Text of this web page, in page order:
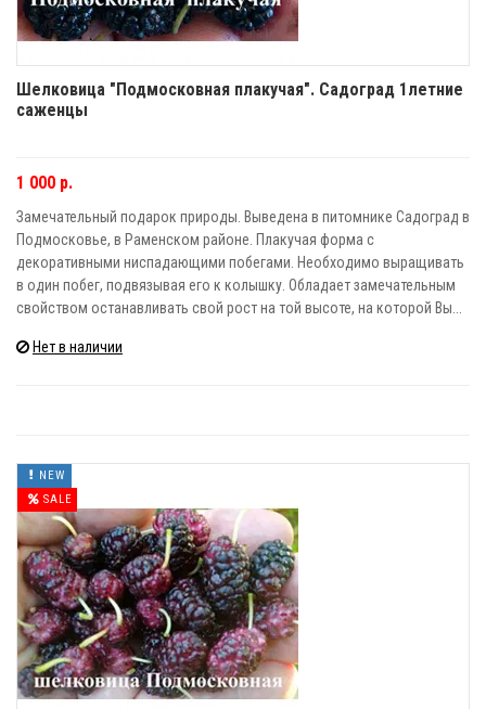
Шелковица "Подмосковная плакучая". Садоград 1летние
саженцы
1 000 р.
Замечательный подарок природы. Выведена в питомнике Садоград в
Подмосковье, в Раменском районе. Плакучая форма с
декоративными ниспадающими побегами. Необходимо выращивать
в один побег, подвязывая его к колышку. Обладает замечательным
свойством останавливать свой рост на той высоте, на которой Вы...
Нет в наличии
SALE
NEW